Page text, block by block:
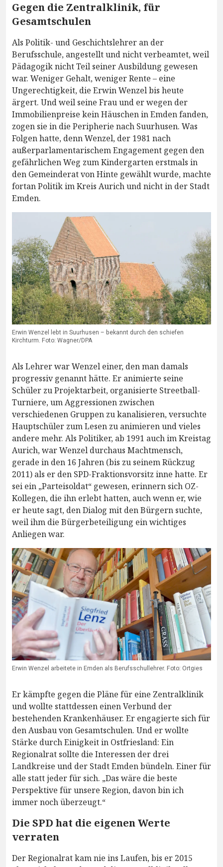
Gegen die Zentralklinik, für
Gesamtschulen
Als Politik- und Geschichtslehrer an der
Berufsschule, angestellt und nicht verbeamtet, weil
Pädagogik nicht Teil seiner Ausbildung gewesen
war. Weniger Gehalt, weniger Rente – eine
Ungerechtigkeit, die Erwin Wenzel bis heute
ärgert. Und weil seine Frau und er wegen der
Immobilienpreise kein Häuschen in Emden fanden,
zogen sie in die Peripherie nach Suurhusen. Was
Folgen hatte, denn Wenzel, der 1981 nach
außerparlamentarischem Engagement gegen den
gefährlichen Weg zum Kindergarten erstmals in
den Gemeinderat von Hinte gewählt wurde, machte
fortan Politik im Kreis Aurich und nicht in der Stadt
Emden.
Erwin Wenzel lebt in Suurhusen – bekannt durch den schiefen
Kirchturm. Foto: Wagner/DPA
Als Lehrer war Wenzel einer, den man damals
progressiv genannt hätte. Er animierte seine
Schüler zu Projektarbeit, organisierte Streetball-
Turniere, um Aggressionen zwischen
verschiedenen Gruppen zu kanalisieren, versuchte
Hauptschüler zum Lesen zu animieren und vieles
andere mehr. Als Politiker, ab 1991 auch im Kreistag
Aurich, war Wenzel durchaus Machtmensch,
gerade in den 16 Jahren (bis zu seinem Rückzug
2011) als er den SPD-Fraktionsvorsitz inne hatte. Er
sei ein „Parteisoldat“ gewesen, erinnern sich OZ-
Kollegen, die ihn erlebt hatten, auch wenn er, wie
er heute sagt, den Dialog mit den Bürgern suchte,
weil ihm die Bürgerbeteiligung ein wichtiges
Anliegen war.
Erwin Wenzel arbeitete in Emden als Berufsschullehrer. Foto: Ortgies
Er kämpfte gegen die Pläne für eine Zentralklinik
und wollte stattdessen einen Verbund der
bestehenden Krankenhäuser. Er engagierte sich für
den Ausbau von Gesamtschulen. Und er wollte
Stärke durch Einigkeit in Ostfriesland: Ein
Regionalrat sollte die Interessen der drei
Landkreise und der Stadt Emden bündeln. Einer für
alle statt jeder für sich. „Das wäre die beste
Perspektive für unsere Region, davon bin ich
immer noch überzeugt.“
Die SPD hat die eigenen Werte
verraten
Der Regionalrat kam nie ins Laufen, bis er 2015